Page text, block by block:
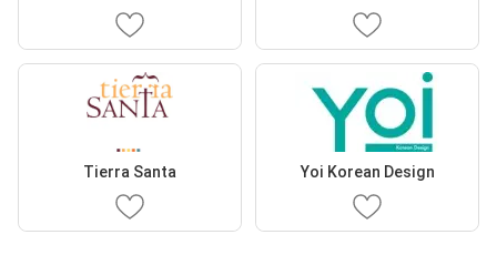
Tierra Santa Yoi Korean Design